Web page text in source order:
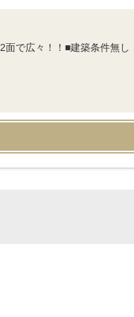
で広々！！■建築条件無し